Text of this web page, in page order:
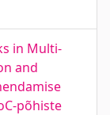
in Multi-
and
põhiste